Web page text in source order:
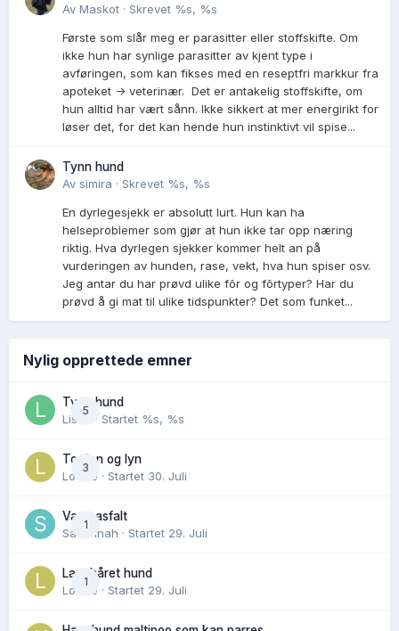
Av Maskot · Skrevet %s, %s
Første som slår meg er parasitter eller stoffskifte. Om
ikke hun har synlige parasitter av kjent type i
avføringen, som kan fikses med en reseptfri markkur fra
apoteket -> veterinær. Det er antakelig stoffskifte, om
hun alltid har vært sånn. Ikke sikkert at mer energirikt for
løser det, for det kan hende hun instinktivt vil spise...
Tynn hund
Av simira · Skrevet %s, %s
En dyrlegesjekk er absolutt lurt. Hun kan ha
helseproblemer som gjør at hun ikke tar opp næring
riktig. Hva dyrlegen sjekker kommer helt an på
vurderingen av hunden, rase, vekt, hva hun spiser osv.
Jeg antar du har prøvd ulike fõr og fõrtyper? Har du
prøvd å gi mat til ulike tidspunkter? Det som funket...
Nylig opprettede emner
5
Tynn hund
Lisen
· Startet %s, %s
3
Torden og lyn
Lovise · Startet 30. Juli
1
Varm asfalt
Savannah · Startet 29. Juli
1
Langhåret hund
Lovise · Startet 29. Juli